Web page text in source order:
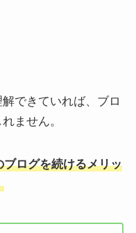
できていれば、ブロ
ません。
ログを続けるメリッ